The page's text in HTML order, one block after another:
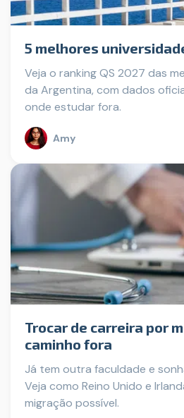
5 melhores
Veja o ranking QS 2027 das
da Argentina, com dados
onde estudar fora.
Amy
Trocar de carreira por
caminho fora
Já tem outra faculdade e
Veja como Reino Unido e
migração possível.